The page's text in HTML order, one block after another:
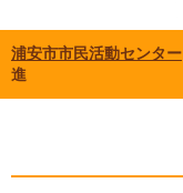
浦安市市民活動センター
進